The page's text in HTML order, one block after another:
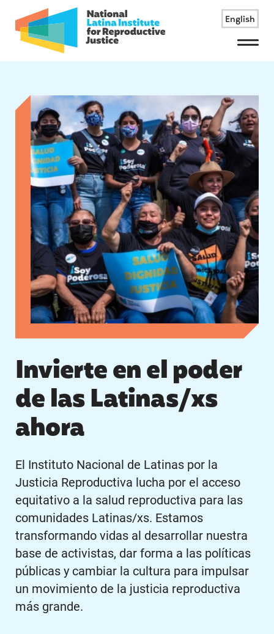
English
Menu
Invierte en el poder
de las Latinas/xs
ahora
El Instituto Nacional de Latinas por la
Justicia Reproductiva lucha por el acceso
equitativo a la salud reproductiva para las
comunidades Latinas/xs. Estamos
transformando vidas al desarrollar nuestra
base de activistas, dar forma a las políticas
públicas y cambiar la cultura para impulsar
un movimiento de la justicia reproductiva
más grande.